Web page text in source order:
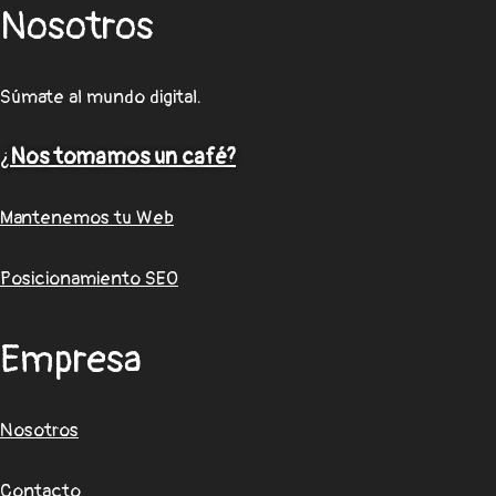
Nosotros
Súmate al mundo digital.
¿ Nos tomamos un café?
Mantenemos tu Web
Posicionamiento SEO
Empresa
Nosotros
Contacto